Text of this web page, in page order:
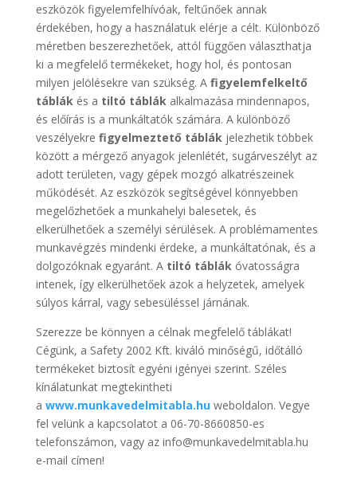
eszközök figyelemfelhívóak, feltűnőek annak
érdekében, hogy a használatuk elérje a célt. Különböző
méretben beszerezhetőek, attól függően választhatja
ki a megfelelő termékeket, hogy hol, és pontosan
milyen jelölésekre van szükség. A figyelemfelkeltő
táblák és a tiltó táblák alkalmazása mindennapos,
és előírás is a munkáltatók számára. A különböző
veszélyekre figyelmeztető táblák jelezhetik többek
között a mérgező anyagok jelenlétét, sugárveszélyt az
adott területen, vagy gépek mozgó alkatrészeinek
működését. Az eszközök segítségével könnyebben
megelőzhetőek a munkahelyi balesetek, és
elkerülhetőek a személyi sérülések. A problémamentes
munkavégzés mindenki érdeke, a munkáltatónak, és a
dolgozóknak egyaránt. Atiltó táblák óvatosságra
intenek, így elkerülhetőek azok a helyzetek, amelyek
súlyos kárral, vagy sebesüléssel járnának.
Szerezze be könnyen a célnak megfelelő táblákat!
Cégünk, a Safety 2002 Kft. kiváló minőségű, időtálló
termékeket biztosít egyéni igényei szerint. Széles
kínálatunkat megtekintheti
a www.munkavedelmitabla.huweboldalon. Vegye
fel velünk a kapcsolatot a 06-70-8660850-es
telefonszámon, vagy az info@munkavedelmitabla.hu
e-mail címen!